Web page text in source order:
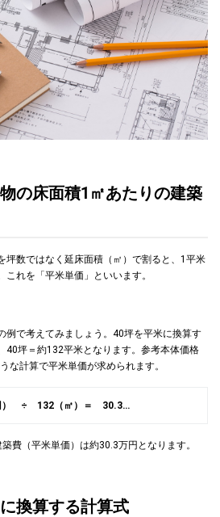
の床面積1㎡あたりの建築
坪数ではなく延床面積（㎡）で割ると、1平米
れを「平米単価」といいます。
例で考えてみましょう。40坪を平米に換算す
40坪＝約132平米となります。参考本体価格
な計算で平米単価が求められます。
） ÷ 132（㎡）＝ 30.3…
費（平米単価）は約30.3万円となります。
換算する計算式